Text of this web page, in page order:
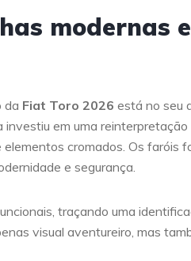
modernas
da Fiat Toro 2026 está no seu
em uma
cromados. Os faróis
e segurança.
traçando uma
visual aventureiro, mas